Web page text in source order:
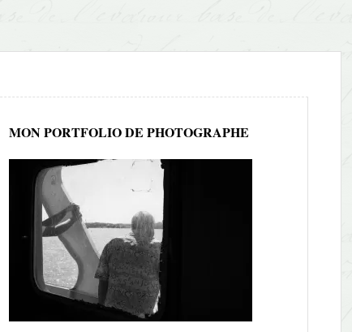
MON PORTFOLIO DE PHOTOGRAPHE